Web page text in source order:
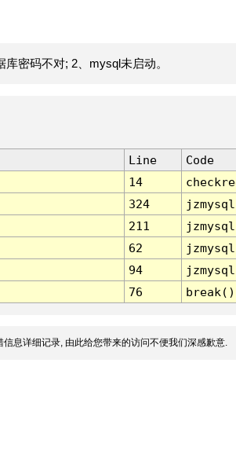
密码不对; 2、mysql未启动。
Line
Code
14
324
211
62
94
76 break()
息详细记录, 由此给您带来的访问不便我们深感歉意.